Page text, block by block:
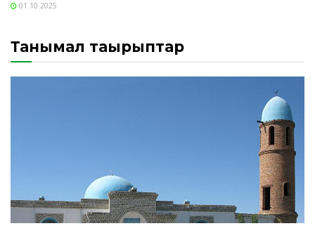
01.10.2025
Танымал тақырыптар